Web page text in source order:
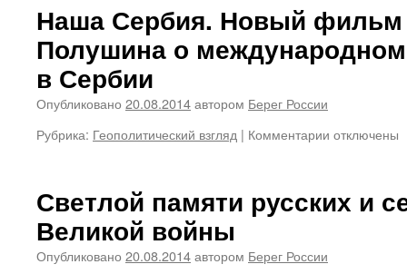
кто
не
знает
Русь
Наша Сербия. Новый фильм
Полушина о международном
в Сербии
Опубликовано 20.08.2014автором Берег России
Рубрика: Геополитический взгляд | Комментарии к
Новый
отключены
Светлой памяти русских и
Великой войны
Опубликовано 20.08.2014автором Берег России